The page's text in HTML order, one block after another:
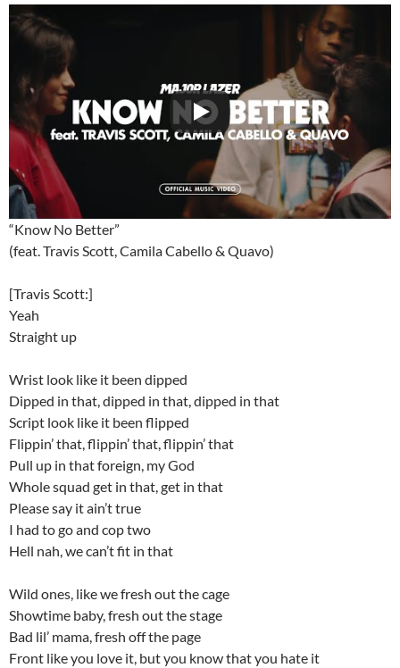
“Know No Better”
(feat. Travis Scott, Camila Cabello & Quavo)
[Travis Scott:]
Yeah
Straight up
Wrist look like it been dipped
Dipped in that, dipped in that, dipped in that
Script look like it been flipped
Flippin’ that, flippin’ that, flippin’ that
Pull up in that foreign, my God
Whole squad get in that, get in that
Please say it ain’t true
I had to go and cop two
Hell nah, we can’t fit in that
Wild ones, like we fresh out the cage
Showtime baby, fresh out the stage
Bad lil’ mama, fresh off the page
Front like you love it, but you know that you hate it